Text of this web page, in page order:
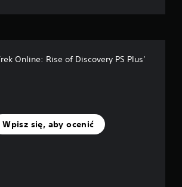
—
n
Online: Rise of Discovery PS Plus'
Wpisz się, aby ocenić